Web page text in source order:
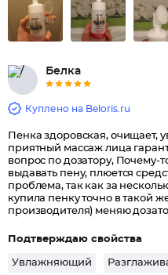
Белка
Куплено на Beloris.ru
Пенка здоровская, очищает,
приятный массаж лица
вопрос по дозатору, Почему-
выдавать пену, плюется
проблема, так как за
купила пенку точно в такой
производителя) меняю
Подтверждаю свойства
Увлажняющий